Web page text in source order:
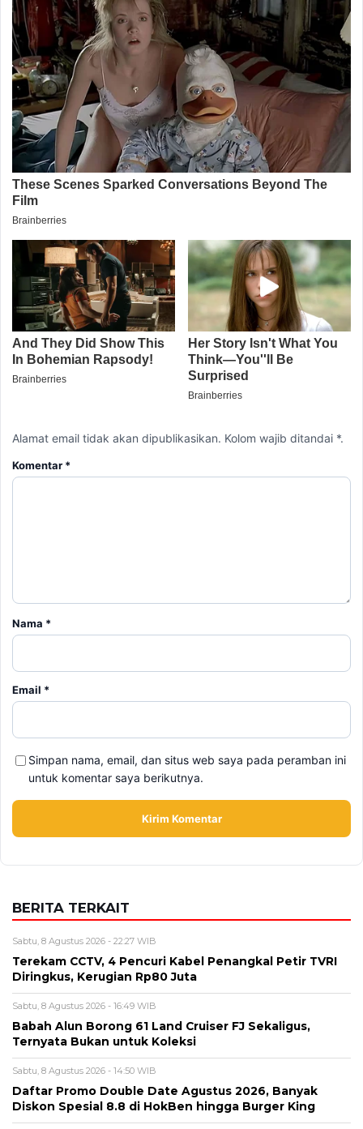
Alamat email tidak akan dipublikasikan. Kolom wajib ditandai *.
Komentar *
Nama *
Email *
Simpan nama, email, dan situs web saya pada peramban ini
untuk komentar saya berikutnya.
BERITA TERKAIT
Sabtu, 8 Agustus 2026 - 22:27 WIB
Terekam CCTV, 4 Pencuri Kabel Penangkal Petir TVRI
Diringkus, Kerugian Rp80 Juta
Sabtu, 8 Agustus 2026 - 16:49 WIB
Babah Alun Borong 61 Land Cruiser FJ Sekaligus,
Ternyata Bukan untuk Koleksi
Sabtu, 8 Agustus 2026 - 14:50 WIB
Daftar Promo Double Date Agustus 2026, Banyak
Diskon Spesial 8.8 di HokBen hingga Burger King ‎